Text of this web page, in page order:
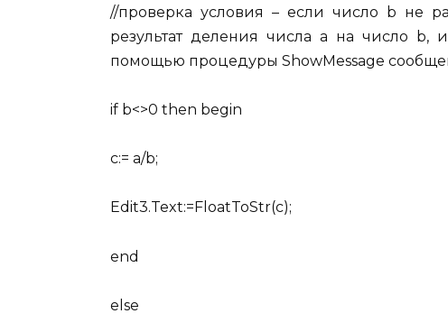
//проверка условия – если число b не
результат деления числа a на число b,
помощью процедуры ShowMessage
if b<>0 then begin
c:= a/b;
Edit3.Text:=FloatToStr(c);
end
else